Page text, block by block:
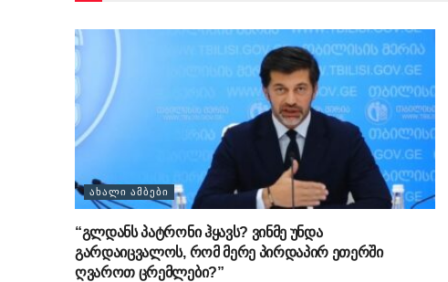
ᲐᲮᲐᲚᲘ ᲐᲛᲑᲔᲑᲘ
“გლდანს პატრონი ჰყავს? ვინმე უნდა
გარდაიცვალოს, რომ მერე პირდაპირ ეთერში
ღვაროთ ცრემლები?”